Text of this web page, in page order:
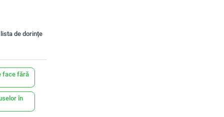
de dorințe
face fără
în